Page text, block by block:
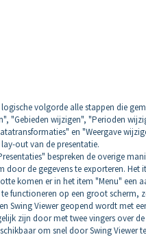
volgorde alle stappen die
"Gebieden wijzigen", "Perioden
en "Weergave
out van de presentatie.
bespreken de overige
door de gegevens te exporteren.
komen er in het item "Menu" een
functioneren op een groot scherm,
Swing Viewer geopend wordt met
zijn door met twee vingers over de
om snel door Swing